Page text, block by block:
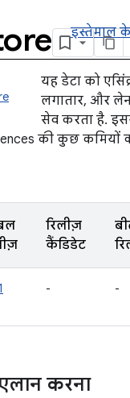
इस्तेमाल
यह डेटा को
लगातार, और
सेव करता है.
की कुछ कमियों
रिलीज़
कैंडिडेट
- -
करना